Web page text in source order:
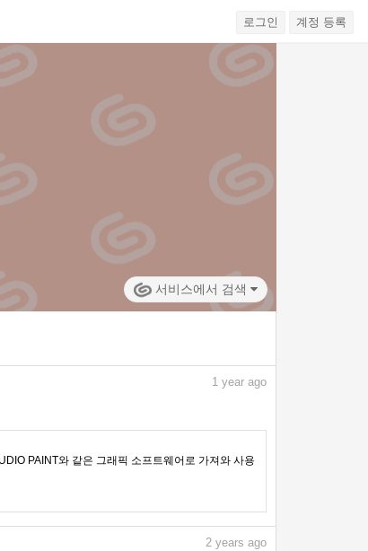
로그인 계정 등록
서비스에서 검색
1 year ago
PAINT와 같은 그래픽 소프트웨어로 가져와 사용
2 years ago